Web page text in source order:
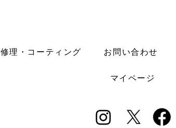
修理・コーティング お問い合わせ
マイページ